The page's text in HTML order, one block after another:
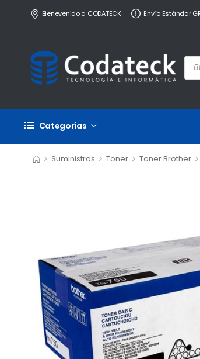
Bienevenido a CODATECK Envío Estándar
Categorías
> Suministros > Toner > Toner Brother >